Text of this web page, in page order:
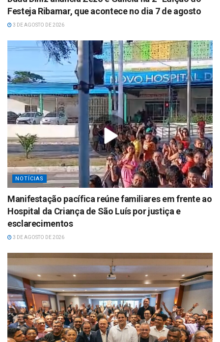
Festeja Ribamar, que acontece no dia 7 de agosto
3 DE AGOSTO DE 2026
NOTÍCIAS
Manifestação pacífica reúne familiares em frente ao
Hospital da Criança de São Luís por justiça e
esclarecimentos
3 DE AGOSTO DE 2026